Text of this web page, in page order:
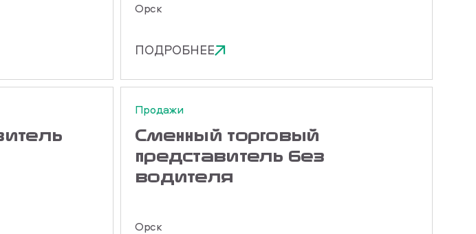
Орск
ПОДРОБНЕЕ
Продажи
Сменный торговый
представитель без
водителя
Орск